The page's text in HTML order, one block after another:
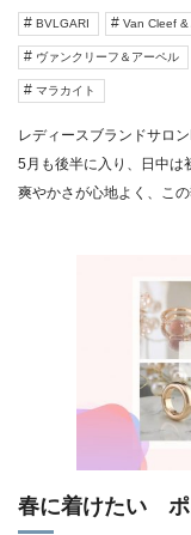
BVLGARI Van Cleef &
ヴァンクリーフ＆アーペル
マラカイト
レディースブランドサロ
5月も後半に入り、日中は
爽やかさが心地よく、こ
春に着けたい